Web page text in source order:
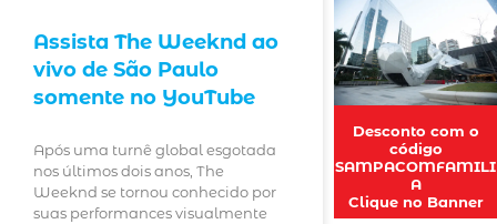
Assista The Weeknd ao
vivo de São Paulo
somente no YouTube
Após uma turnê global esgotada
nos últimos dois anos, The
Weeknd se tornou conhecido por
suas performances visualmente
Desconto com o
código
SAMPACOMFAMILI
A
Clique no Banner